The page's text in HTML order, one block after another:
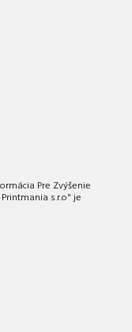
Pre Zvýšenie
s.r.o" je